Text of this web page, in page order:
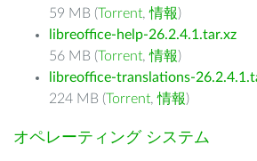
59 MB (Torrent,情報)
libreoffice-help-26.2.4.1.tar.xz
56 MB (Torrent,情報)
libreoffice-translations-
224 MB (Torrent,情報)
オペレーティング システム